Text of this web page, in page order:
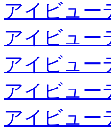
アイビュー
アイビュー
アイビュー
アイビュー
アイビュー